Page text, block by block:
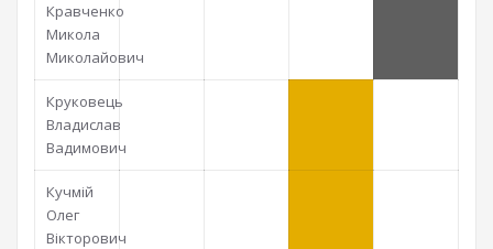
Кравченко
Микола
Миколайович
Круковець
Владислав
Вадимович
Кучмій
Олег
Вікторович